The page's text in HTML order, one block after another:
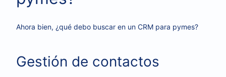
Ahora bien, ¿qué debo buscar en un CRM para pymes?
Gestión de contactos